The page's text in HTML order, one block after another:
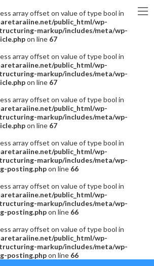
array offset on value of type bool in
public_html/wp-
markup/includes/meta/wp-
on line 67
array offset on value of type bool in
public_html/wp-
markup/includes/meta/wp-
on line 67
array offset on value of type bool in
public_html/wp-
markup/includes/meta/wp-
on line 67
array offset on value of type bool in
public_html/wp-
markup/includes/meta/wp-
posting.phpon line 66
array offset on value of type bool in
public_html/wp-
markup/includes/meta/wp-
posting.phpon line 66
array offset on value of type bool in
public_html/wp-
markup/includes/meta/wp-
posting.phpon line 66